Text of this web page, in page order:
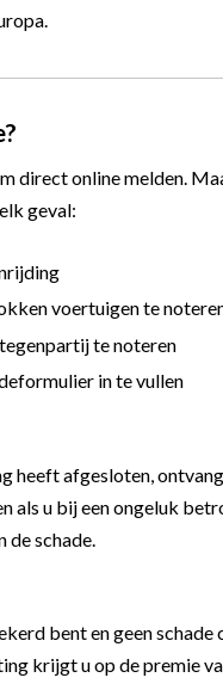
direct online melden .
geval:
voertuigen te
te noteren
in te vullen
heeft afgesloten,
als u bij een ongeluk
de schade.
bent en geen
krijgt u op de premie